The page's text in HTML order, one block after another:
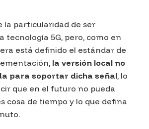
la particularidad de ser
tecnología 5G, pero, como en
está definido el estándar de
la versión local no
para soportar dicha señal, lo
que en el futuro no pueda
cosa de tiempo y lo que defina